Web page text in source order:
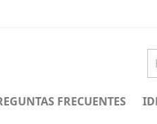
FRECUENTES